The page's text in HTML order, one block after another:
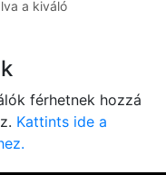
a kiváló
férhetnek hozzá
Kattints ide a